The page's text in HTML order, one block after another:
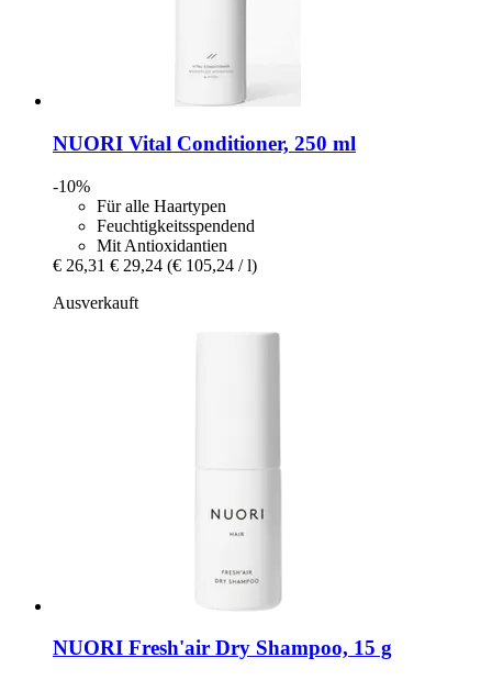
NUORI Vital Conditioner, 250 ml
-10%
Für alle Haartypen
Feuchtigkeitsspendend
Mit Antioxidantien
€ 26,31 € 29,24 (€ 105,24 / l)
Ausverkauft
NUORI Fresh'air Dry Shampoo, 15 g